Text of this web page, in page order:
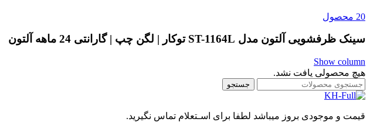
20 محصول
سینک ظرفشویی آلتون مدل ST-1164L توکار | لگن چپ | گارانتی 24 ماهه آلتون
Show column
هیچ محصولی یافت نشد.
جستجو
قیمت و موجودی بروز میباشد لطفا برای اسـتعلام تماس نگیرید.